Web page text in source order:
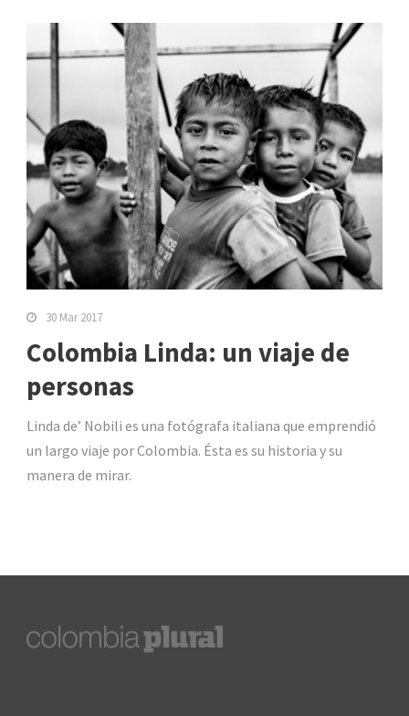
30 Mar 2017
Colombia Linda: un viaje de
personas
Linda de’ Nobili es una fotógrafa italiana que emprendió
un largo viaje por Colombia. Ésta es su historia y su
manera de mirar.